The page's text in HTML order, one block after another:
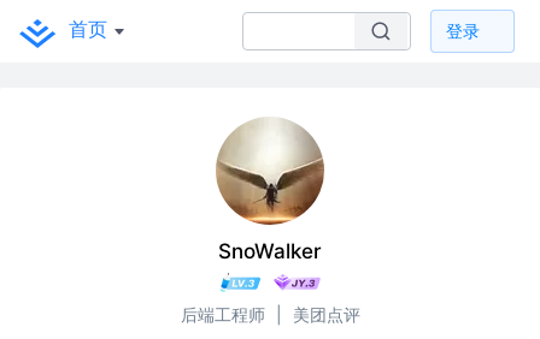
首页 登录
SnoWalker
后端工程师
美团点评